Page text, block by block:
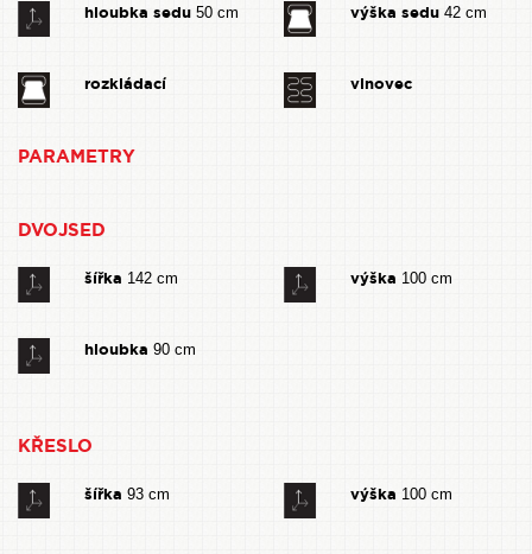
hloubka sedu 50 cm výška sedu 42 cm
rozkládací vlnovec
PARAMETRY
DVOJSED
šířka 142 cm výška 100 cm
hloubka 90 cm
KŘESLO
šířka 93 cm výška 100 cm